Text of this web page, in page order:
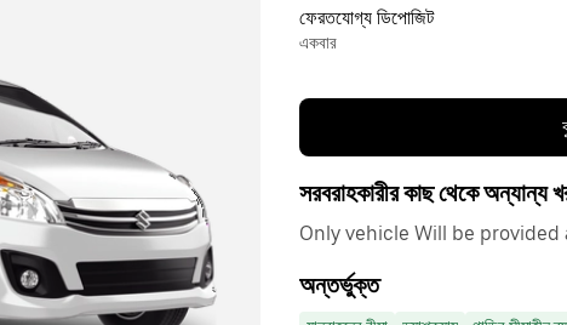
ফেরতযোগ্য ডিপোজিট
একবার
সরবরাহকারীর কাছ থেকে অন্যান্য
Only vehicle Will be
অন্তর্ভুক্ত